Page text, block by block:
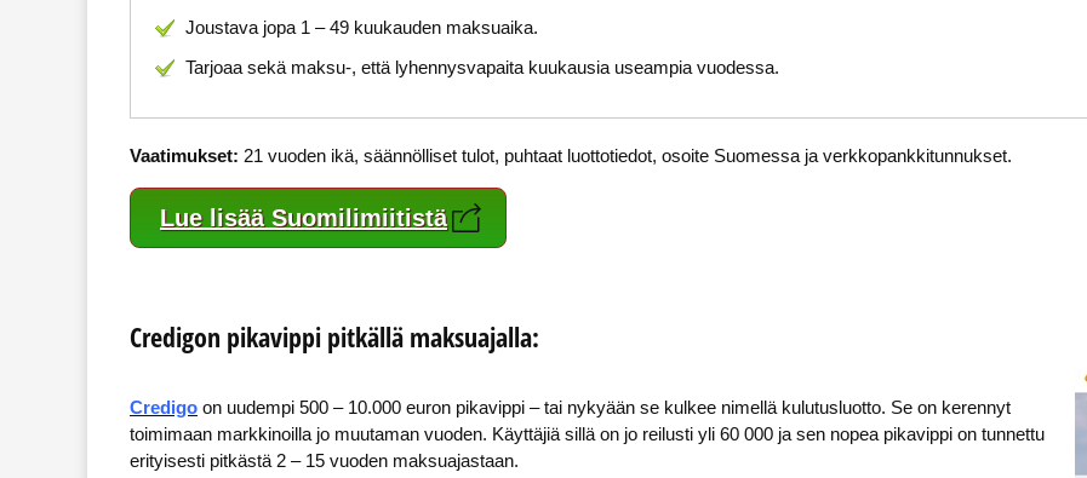
Joustava jopa 1 – 49 kuukauden maksuaika.
Tarjoaa sekä maksu-, että lyhennysvapaita kuukausia useampia vuodessa.
Vaatimukset: 21 vuoden ikä, säännölliset tulot, puhtaat luottotiedot, osoite Suomessa ja verkkopankkitunnukset.
Lue lisää Suomilimiitistä
Credigon pikavippi pitkällä maksuajalla:
Credigo on uudempi 500 – 10.000 euron pikavippi – tai nykyään se kulkee nimellä kulutusluotto. Se on kerennyt
toimimaan markkinoilla jo muutaman vuoden. Käyttäjiä sillä on jo reilusti yli 60 000 ja sen nopea pikavippi on tunnettu
erityisesti pitkästä 2 – 15 vuoden maksuajastaan.